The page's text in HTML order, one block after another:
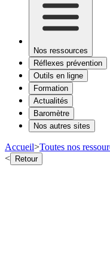
Nos ressources
Réflexes prévention
Outils en ligne
Formation
Actualités
Baromètre
Nos autres sites
Accueil>Toutes nos
< Retour